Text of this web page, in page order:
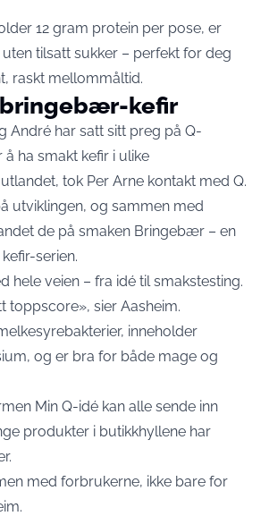
12 gram protein per pose, er
tilsatt sukker – perfekt for deg
raskt mellommåltid.
kefir
André har satt sitt preg på Q-
ha smakt kefir i ulike
tok Per Arne kontakt med Q.
utviklingen, og sammen med
de på smaken Bringebær – en
serien.
hele veien – fra idé til smakstesting.
toppscore», sier Aasheim.
inneholder
og er bra for både mage og
Min Q-idé kan alle sende inn
produkter i butikkhyllene har
med forbrukerne, ikke bare for